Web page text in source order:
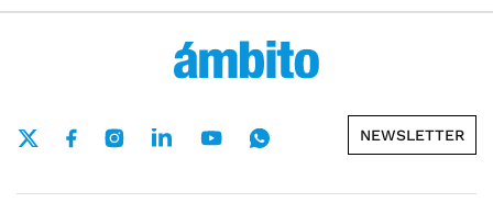
NEWSLETTER